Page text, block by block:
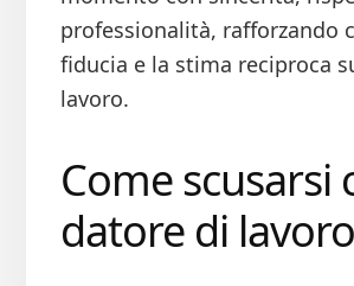
professionalità, rafforzando
fiducia e la stima reciproca
lavoro.
Come scusarsi
datore di lavoro​